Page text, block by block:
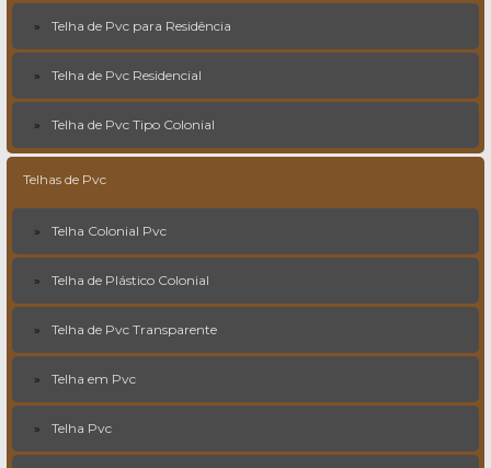
Telha de Pvc para Residência
Telha de Pvc Residencial
Telha de Pvc Tipo Colonial
Telhas de Pvc
Telha Colonial Pvc
Telha de Plástico Colonial
Telha de Pvc Transparente
Telha em Pvc
Telha Pvc